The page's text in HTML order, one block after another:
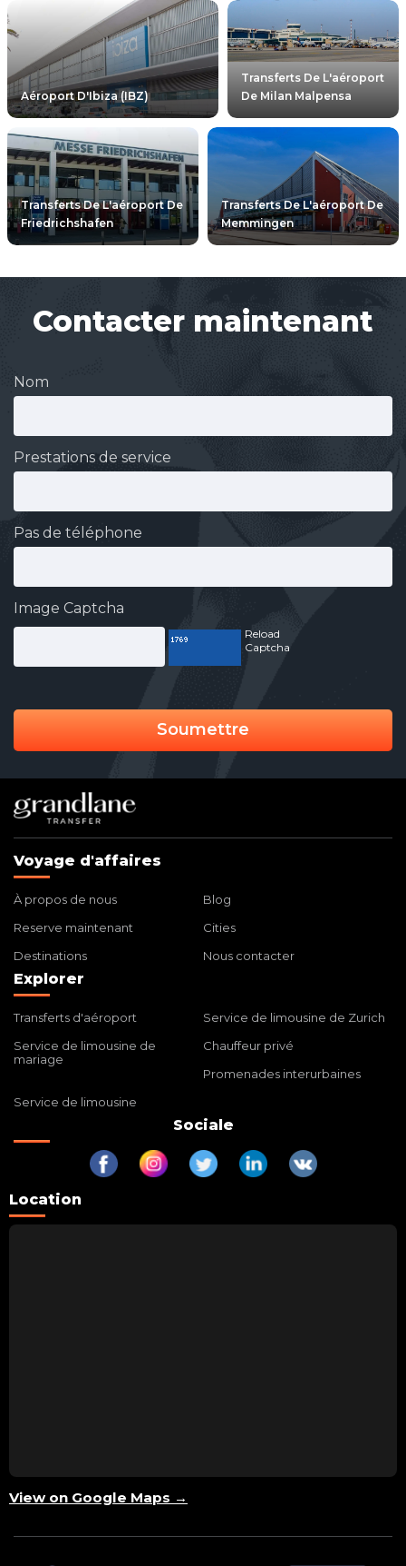
Aéroport D'Ibiza (IBZ)
Transferts De L'aéroport
De Milan Malpensa
Transferts De L'aéroport De
Friedrichshafen
Transferts De L'aéroport De
Memmingen
Contacter maintenant
Nom
Prestations de service
Pas de téléphone
Image Captcha
Reload
Captcha
Soumettre
Voyage d'affaires
À propos de nous
Blog
Reserve maintenant
Cities
Destinations
Nous contacter
Explorer
Transferts d'aéroport
Service de limousine de Zurich
Service de limousine de
mariage
Chauffeur privé
Promenades interurbaines
Service de limousine
Sociale
Location
View on Google Maps →